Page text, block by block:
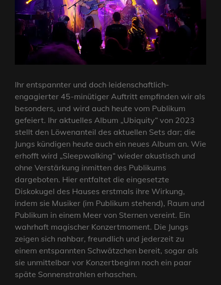
Ihr entspannter und doch leidenschaftlich-
engagierter 45-minütiger Auftritt empfinden wir als
besonders, und wird auch heute vom Publikum
gefeiert. Ihr aktuelles Album „Ubiquity“ von 2023
stellt den Löwenanteil des aktuellen Sets dar; die
Jungs kündigen heute auch ein neues Album an. Wie
erhofft wird „Sleepwalking“ wieder akustisch und
ohne Verstärkung inmitten des Publikums
dargeboten. Hier entfaltet die eingesetzte
Diskokugel des Hauses erstmals ihre Wirkung,
indem sie Musiker (im Publikum stehend), Raum und
Publikum in einem Meer von Sternen vereint. Ein
wahrhaft magischer Konzertmoment. Die Jungs
zeigen sich nahbar, freundlich und jederzeit zu
einem entspannten Schwätzchen bereit, sogar als
sie unmittelbar vor Konzertbeginn noch ein paar
späte Sonnenstrahlen erhaschen.